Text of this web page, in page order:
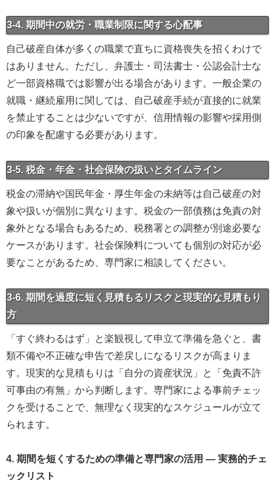
3-4. 期間中の就労・職業制限に関する心配事
自己破産自体が多くの職業で直ちに資格喪失を招くわけで
はありません。ただし、弁護士・司法書士・公認会計士な
ど一部資格職では影響が出る場合があります。一般企業の
就職・継続雇用に関しては、自己破産手続が直接的に就業
を禁止することは少ないですが、信用情報の影響や採用側
の印象を配慮する必要があります。
3-5. 税金・年金・社会保険の扱いとタイムライン
税金の滞納や国民年金・厚生年金の未納等は自己破産の対
象や扱いが個別に異なります。税金の一部債務は免責の対
象外となる場合もあるため、税務署との調整が別途必要な
ケースがあります。社会保険料についても個別の対応が必
要なことがあるため、専門家に相談してください。
3-6. 期間を過度に短く見積もるリスクと現実的な見積もり
方
「すぐ終わるはず」と楽観視して申立て準備を急ぐと、書
類不備や不正確な申告で差戻しになるリスクが高まりま
す。現実的な見積もりは「自分の資産状況」と「免責不許
可事由の有無」から判断します。専門家による事前チェッ
クを受けることで、無理なく現実的なスケジュールが立て
られます。
4. 期間を短くするための準備と専門家の活用 — 実務的チェ
ックリスト